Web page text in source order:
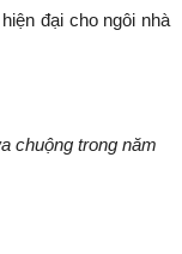
đại cho ngôi nhà
chuộng trong năm